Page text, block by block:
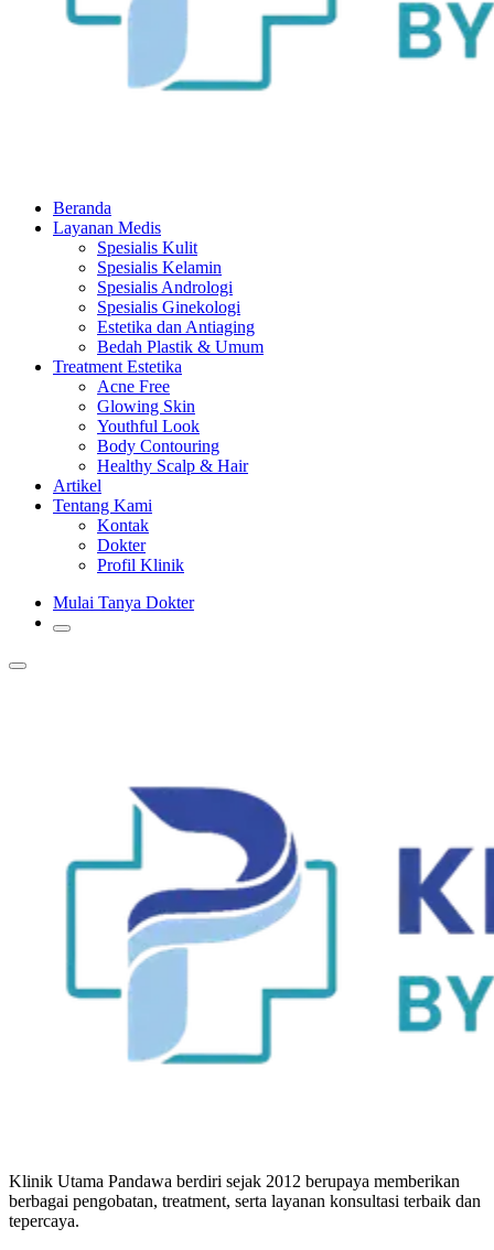
Beranda
Layanan Medis
Spesialis Kulit
Spesialis Kelamin
Spesialis Andrologi
Spesialis Ginekologi
Estetika dan Antiaging
Bedah Plastik & Umum
Treatment Estetika
Acne Free
Glowing Skin
Youthful Look
Body Contouring
Healthy Scalp & Hair
Artikel
Tentang Kami
Kontak
Dokter
Profil Klinik
Mulai Tanya Dokter
Klinik Utama Pandawa berdiri sejak 2012 berupaya memberikan
berbagai pengobatan, treatment, serta layanan konsultasi terbaik dan
tepercaya.